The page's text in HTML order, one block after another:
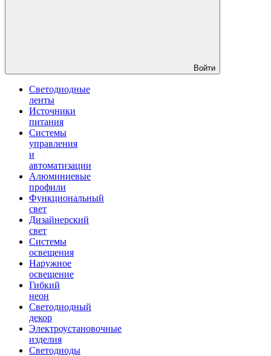
Войти
Светодиодные
ленты
Источники
питания
Системы
управления
и
автоматизации
Алюминиевые
профили
Функциональный
свет
Дизайнерский
свет
Системы
освещения
Наружное
освещение
Гибкий
неон
Светодиодный
декор
Электроустановочные
изделия
Светодиоды